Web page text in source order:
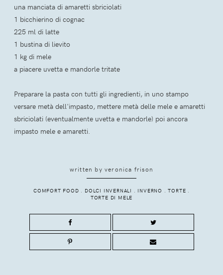
una manciata di amaretti sbriciolati
1 bicchierino di cognac
225 ml di latte
1 bustina di lievito
1 kg di mele
a piacere uvetta e mandorle tritate
Preparare la pasta con tutti gli ingredienti, in uno stampo
versare metà dell'impasto, mettere metà delle mele e amaretti
sbriciolati (eventualmente uvetta e mandorle) poi ancora
impasto mele e amaretti.
written byveronica frison
COMFORT FOOD . DOLCI INVERNALI . INVERNO .TORTE .
TORTE DI MELE